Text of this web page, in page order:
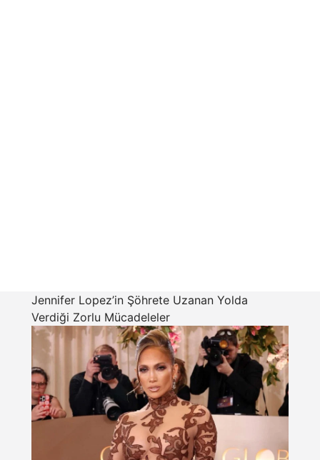
Jennifer Lopez’in Şöhrete Uzanan Yolda
Verdiği Zorlu Mücadeleler